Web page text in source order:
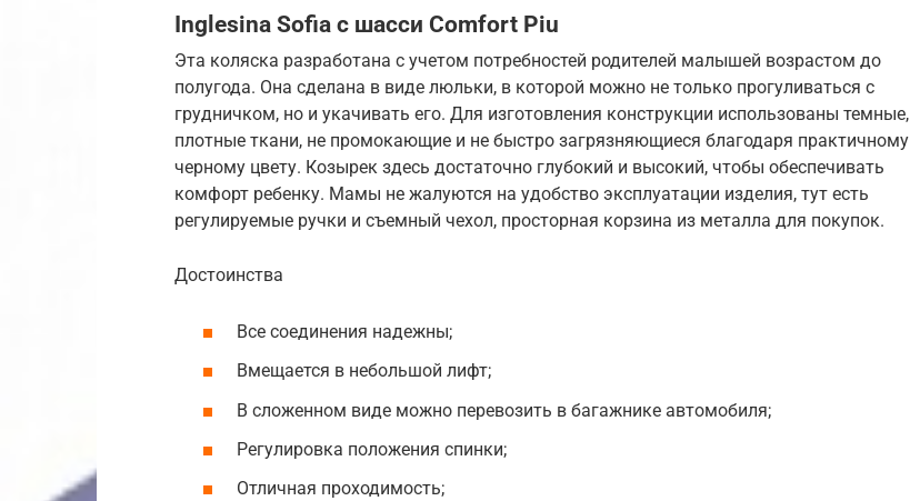
Inglesina Sofia с шасси Comfort Piu
Эта коляска разработана с учетом потребностей родителей малышей возрастом до
полугода. Она сделана в виде люльки, в которой можно не только прогуливаться с
грудничком, но и укачивать его. Для изготовления конструкции использованы темные,
плотные ткани, не промокающие и не быстро загрязняющиеся благодаря практичному
черному цвету. Козырек здесь достаточно глубокий и высокий, чтобы обеспечивать
комфорт ребенку. Мамы не жалуются на удобство эксплуатации изделия, тут есть
регулируемые ручки и съемный чехол, просторная корзина из металла для покупок.
Достоинства
Все соединения надежны;
Вмещается в небольшой лифт;
В сложенном виде можно перевозить в багажнике автомобиля;
Регулировка положения спинки;
Отличная проходимость;